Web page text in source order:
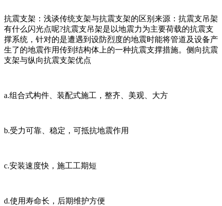
抗震支架：浅谈传统支架与抗震支架的区别来源：抗震支吊架
有什么闪光点呢?抗震支吊架是以地震力为主要荷载的抗震支
撑系统，针对的是遭遇到设防烈度的地震时能将管道及设备产
生了的地震作用传到结构体上的一种抗震支撑措施。侧向抗震
支架与纵向抗震支架优点
a.组合式构件、装配式施工，整齐、美观、大方
b.受力可靠、稳定，可抵抗地震作用
c.安装速度快，施工工期短
d.使用寿命长，后期维护方便